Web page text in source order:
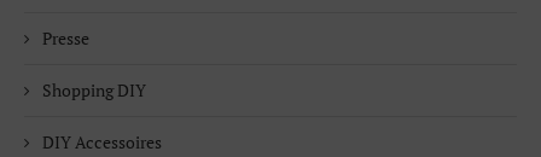
Presse
Shopping DIY
DIY Accessoires